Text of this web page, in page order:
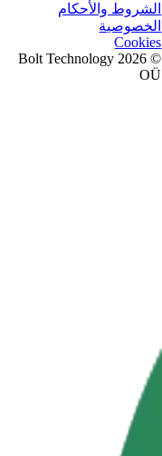
الشروط والأحكام
الخصوصية
Cookies
© 2026 Bolt Technology
OÜ